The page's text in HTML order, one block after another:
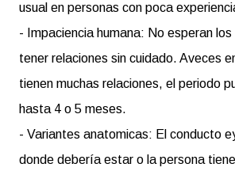
usual en personas con poca
- Impaciencia humana: No esperan
tener relaciones sin cuidado. Aveces
tienen muchas relaciones, el periodo
hasta 4 o 5 meses.
- Variantes anatomicas: El conducto
donde debería estar o la persona